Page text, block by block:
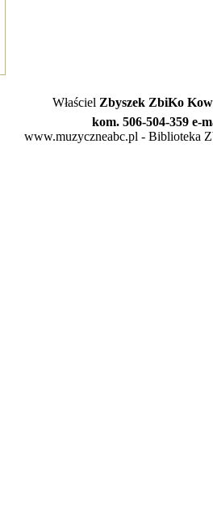
Właściel Zbyszek ZbiKo
kom. 506-504-359 e-
www.muzyczneabc.pl - Biblioteka